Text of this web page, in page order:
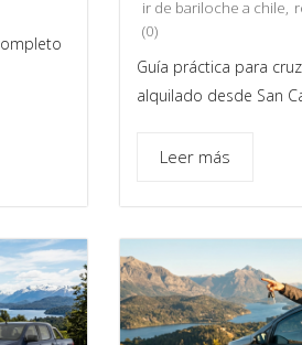
ir de bariloche a chile,
(0)
Guía práctica para
alquilado desde San
Leer más